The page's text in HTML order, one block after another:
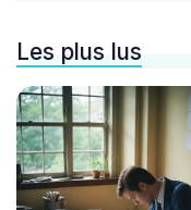
Les plus lus